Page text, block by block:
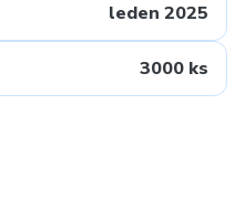
leden 2025
3000 ks